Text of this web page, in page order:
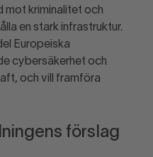
kriminalitet och
en stark infrastruktur.
Europeiska
cybersäkerhet och
och vill framföra
förslag